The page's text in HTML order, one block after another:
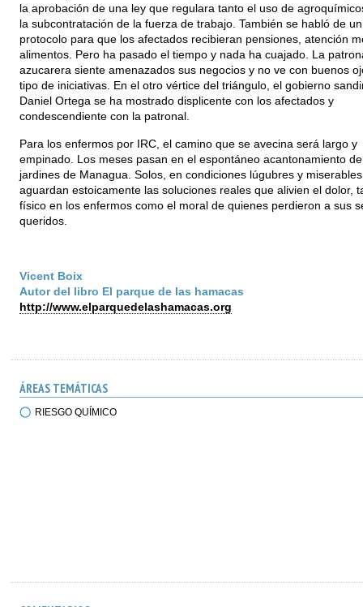
la aprobación de una ley que regulara tanto el uso de
la subcontratación de la fuerza de trabajo. También se habló de un
protocolo para que los afectados recibieran pensiones, atención
alimentos. Pero ha pasado el tiempo y nada ha cuajado. La
azucarera siente amenazados sus negocios y no ve con buenos
tipo de iniciativas. En el otro vértice del triángulo, el gobierno
Daniel Ortega se ha mostrado displicente con los afectados y
condescendiente con la patronal.
Para los enfermos por IRC, el camino que se avecina será largo y
empinado. Los meses pasan en el espontáneo acantonamiento
jardines de Managua. Solos, en condiciones lúgubres y
aguardan estoicamente las soluciones reales que alivien el dolor,
físico en los enfermos como el moral de quienes perdieron a sus
queridos.
Vicent Boix
Autor del libro El parque de las hamacas
http://www.elparquedelashamacas.org
ÁREAS TEMÁTICAS
RIESGO QUÍMICO